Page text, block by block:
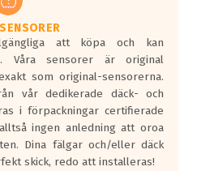
är redan
vara
det
2016.
att köpa och kan
Våra sensorer är original
som original-sensorerna.
vår dedikerade däck- och
i förpackningar certifierade
ingen anledning att oroa
Dina fälgar och/eller däck
skick, redo att installeras!